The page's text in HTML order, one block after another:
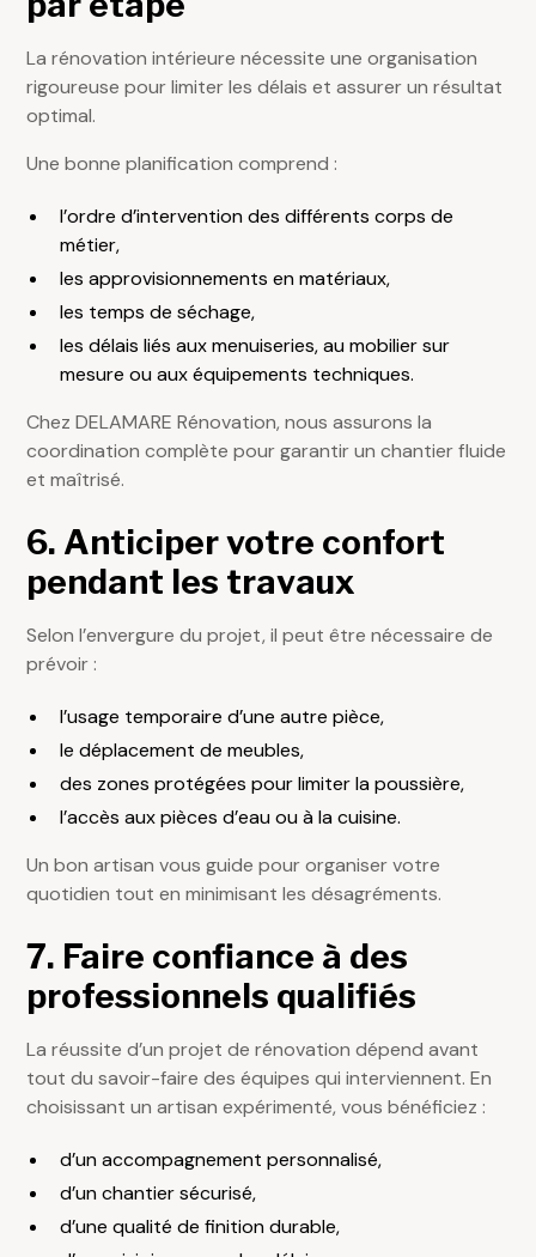
Larénovation intérieure nécessite une organisation
rigoureuse pour limiter les délais et assurer un résultat
optimal.
Une bonne planification comprend :
l’ordre d’intervention des différents corps de
métier,
les approvisionnements en matériaux,
les temps de séchage,
les délais liés aux menuiseries, au mobilier sur
mesure ou aux équipements techniques.
Chez DELAMARE Rénovation, nous assurons la
coordination complète pour garantir un chantier fluide
et maîtrisé.
6. Anticiper votre confort
pendant les travaux
Selon l’envergure du projet, il peut être nécessaire de
prévoir :
l’usage temporaire d’une autre pièce,
le déplacement de meubles,
des zones protégées pour limiter la poussière,
l’accès aux pièces d’eau ou à la cuisine.
Un bon artisan vous guide pour organiser votre
quotidien tout en minimisant les désagréments.
7. Faire confiance à des
professionnels qualifiés
La réussite d’un projet de rénovation dépend avant
tout du savoir-faire des équipes qui interviennent. En
choisissant un artisan expérimenté, vous bénéficiez :
d’un accompagnement personnalisé,
d’un chantier sécurisé,
d’une qualité de finition durable,